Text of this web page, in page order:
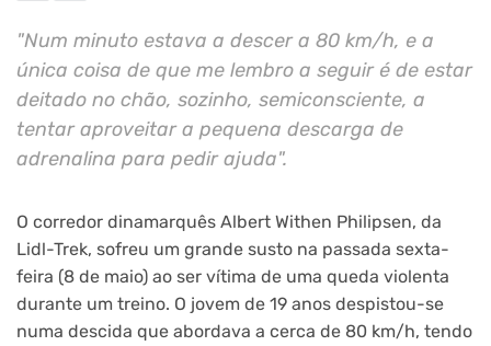
"Num minuto estava a descer a 80 km/h, e a
única coisa de que me lembro a seguir é de estar
deitado no chão, sozinho, semiconsciente, a
tentar aproveitar a pequena descarga de
adrenalina para pedir ajuda".
O corredor dinamarquês Albert Withen Philipsen, da
Lidl-Trek, sofreu um grande susto na passada sexta-
feira (8 de maio) ao ser vítima de uma queda violenta
durante um treino. O jovem de 19 anos despistou-se
numa descida que abordava a cerca de 80 km/h, tendo